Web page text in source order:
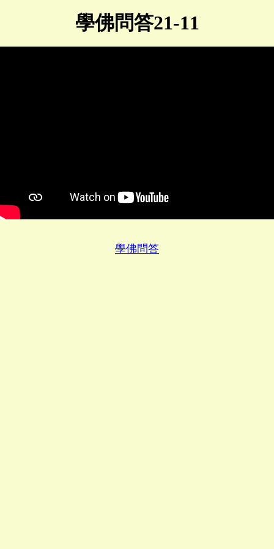
學佛問答21-11
學佛問答